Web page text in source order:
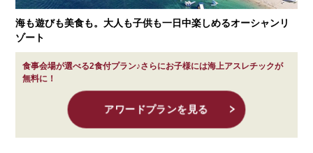
海も遊びも美食も。大人も子供も一日中楽しめるオーシャンリ
ゾート
食事会場が選べる2食付プラン♪さらにお子様には海上アスレチックが
無料に！
アワードプランを見る